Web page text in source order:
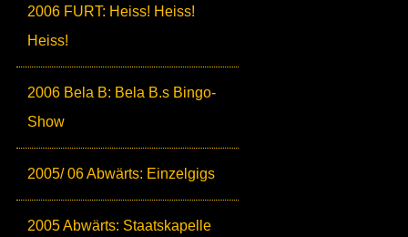
2006 FURT: Heiss! Heiss!
Heiss!
2006 Bela B: Bela B.s Bingo-
Show
2005/ 06 Abwärts: Einzelgigs
2005 Abwärts: Staatskapelle